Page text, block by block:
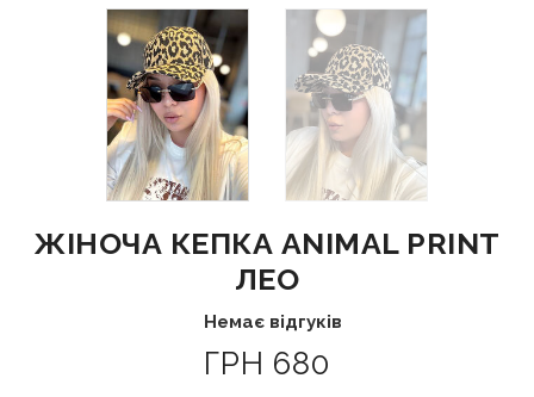
ЖІНОЧА КЕПКА ANIMAL PRINT
ЛЕО
Немає відгуків
ГРН 680